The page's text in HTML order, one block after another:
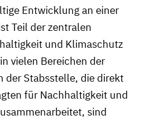
Entwicklung an einer
Teil der zentralen
und Klimaschutz
vielen Bereichen der
Stabsstelle, die direkt
für Nachhaltigkeit und
sind